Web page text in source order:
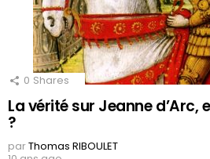
0 Shares
La vérité sur Jeanne
?
parThomas RIBOULET